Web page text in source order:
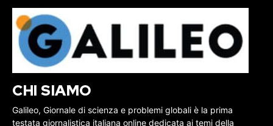
CHI SIAMO
Galileo, Giornale di scienza e problemi globali è la prima
testata giornalistica italiana online dedicata ai temi della